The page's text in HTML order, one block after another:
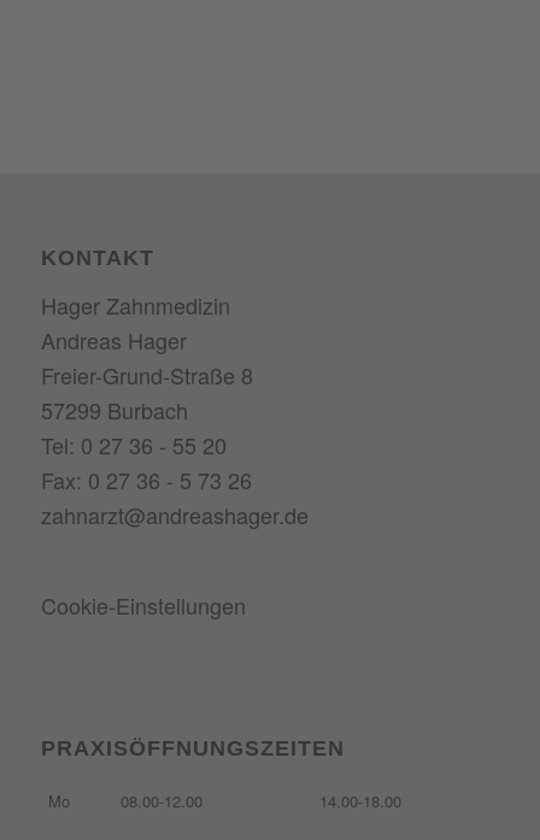
KONTAKT
Hager Zahnmedizin
Andreas Hager
Freier-Grund-Straße 8
57299 Burbach
Tel: 0 27 36 - 55 20
Fax: 0 27 36 - 5 73 26
zahnarzt@andreashager.de
Cookie-Einstellungen
PRAXISÖFFNUNGSZEITEN
Mo 08.00-12.00 14.00-18.00